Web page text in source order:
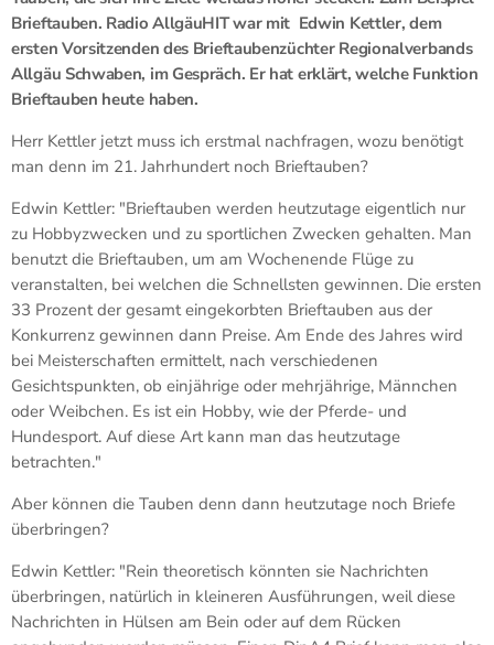
Brieftauben. Radio AllgäuHIT war mit Edwin Kettler, dem
ersten Vorsitzenden des Brieftaubenzüchter Regionalverbands
Allgäu Schwaben, im Gespräch. Er hat erklärt, welche Funktion
Brieftauben heute haben.
Herr Kettler jetzt muss ich erstmal nachfragen, wozu benötigt
man denn im 21. Jahrhundert noch Brieftauben?
Edwin Kettler: "Brieftauben werden heutzutage eigentlich nur
zu Hobbyzwecken und zu sportlichen Zwecken gehalten. Man
benutzt die Brieftauben, um am Wochenende Flüge zu
veranstalten, bei welchen die Schnellsten gewinnen. Die ersten
33 Prozent der gesamt eingekorbten Brieftauben aus der
Konkurrenz gewinnen dann Preise. Am Ende des Jahres wird
bei Meisterschaften ermittelt, nach verschiedenen
Gesichtspunkten, ob einjährige oder mehrjährige, Männchen
oder Weibchen. Es ist ein Hobby, wie der Pferde- und
Hundesport. Auf diese Art kann man das heutzutage
betrachten."
Aber können die Tauben denn dann heutzutage noch Briefe
überbringen?
Edwin Kettler: "Rein theoretisch könnten sie Nachrichten
überbringen, natürlich in kleineren Ausführungen, weil diese
Nachrichten in Hülsen am Bein oder auf dem Rücken